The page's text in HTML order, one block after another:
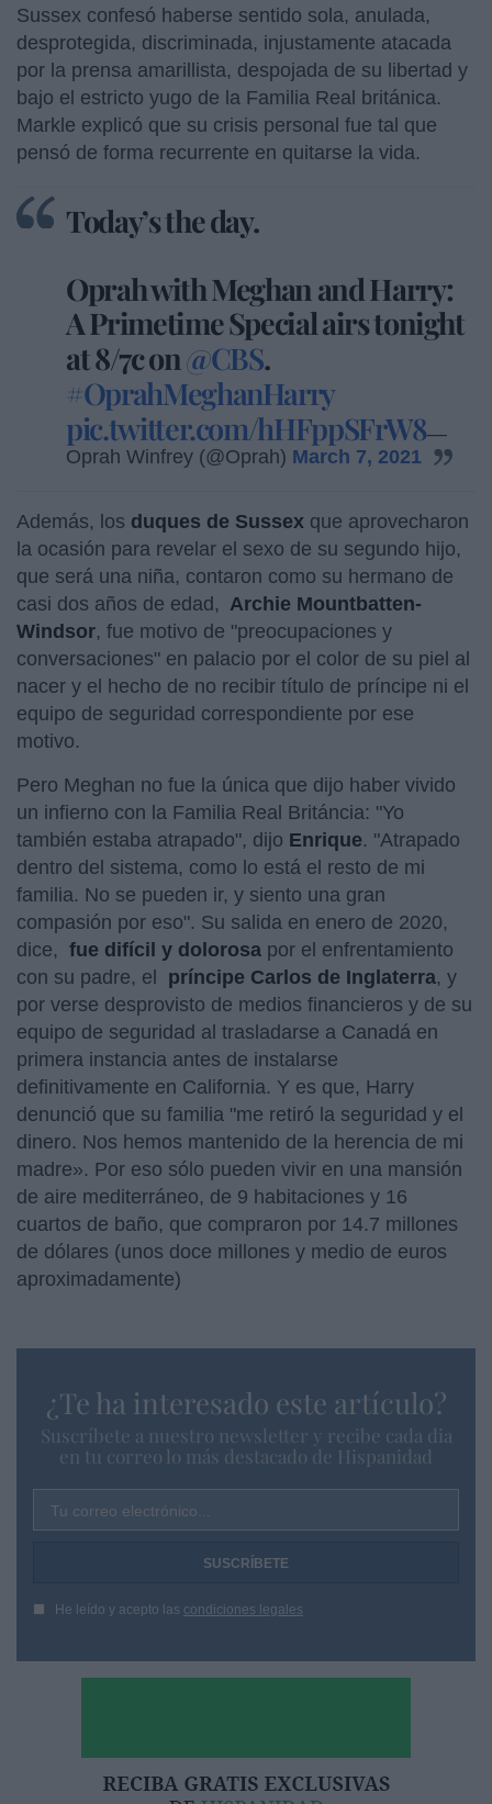
Sussex confesó haberse sentido sola, anulada,
desprotegida, discriminada, injustamente atacada
por la prensa amarillista, despojada de su libertad y
bajo el estricto yugo de la Familia Real británica.
Markle explicó que su crisis personal fue tal que
pensó de forma recurrente en quitarse la vida.
Today’s the day.
Oprah with Meghan and Harry:
A Primetime Special airs tonight
at 8/7c on@CBS.
#OprahMeghanHarry
pic.twitter.com/hHFppSFrW8—
Oprah Winfrey (@Oprah) March 7, 2021
Además, los duques de Sussex que aprovecharon
la ocasión para revelar el sexo de su segundo hijo,
que será una niña, contaron como su hermano de
casi dos años de edad, Archie Mountbatten-
Windsor, fue motivo de "preocupaciones y
conversaciones" en palacio por el color de su piel al
nacer y el hecho de no recibir título de príncipe ni el
equipo de seguridad correspondiente por ese
motivo.
Pero Meghan no fue la única que dijo haber vivido
un infierno con la Familia Real Británcia: "Yo
también estaba atrapado", dijo Enrique. "Atrapado
dentro del sistema, como lo está el resto de mi
familia. No se pueden ir, y siento una gran
compasión por eso". Su salida en enero de 2020,
dice, fue difícil y dolorosa por el enfrentamiento
con su padre, el príncipe Carlos de Inglaterra, y
por verse desprovisto de medios financieros y de su
equipo de seguridad al trasladarse a Canadá en
primera instancia antes de instalarse
definitivamente en California. Y es que, Harry
denunció que su familia "me retiró la seguridad y el
dinero. Nos hemos mantenido de la herencia de mi
madre». Por eso sólo pueden vivir en una mansión
de aire mediterráneo, de 9 habitaciones y 16
cuartos de baño, que compraron por 14.7 millones
de dólares (unos doce millones y medio de euros
aproximadamente)
¿Te ha interesado este artículo?
Suscríbete a nuestro newsletter y recibe cada dia
en tu correo lo más destacado de Hispanidad
Tu correo electrónico...
He leído y acepto las condiciones legales